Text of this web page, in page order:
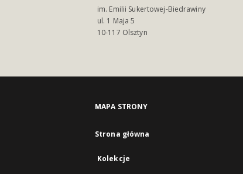
im. Emilii Sukertowej-Biedrawiny
ul. 1 Maja 5
10-117 Olsztyn
MAPA STRONY
Strona główna
Kolekcje